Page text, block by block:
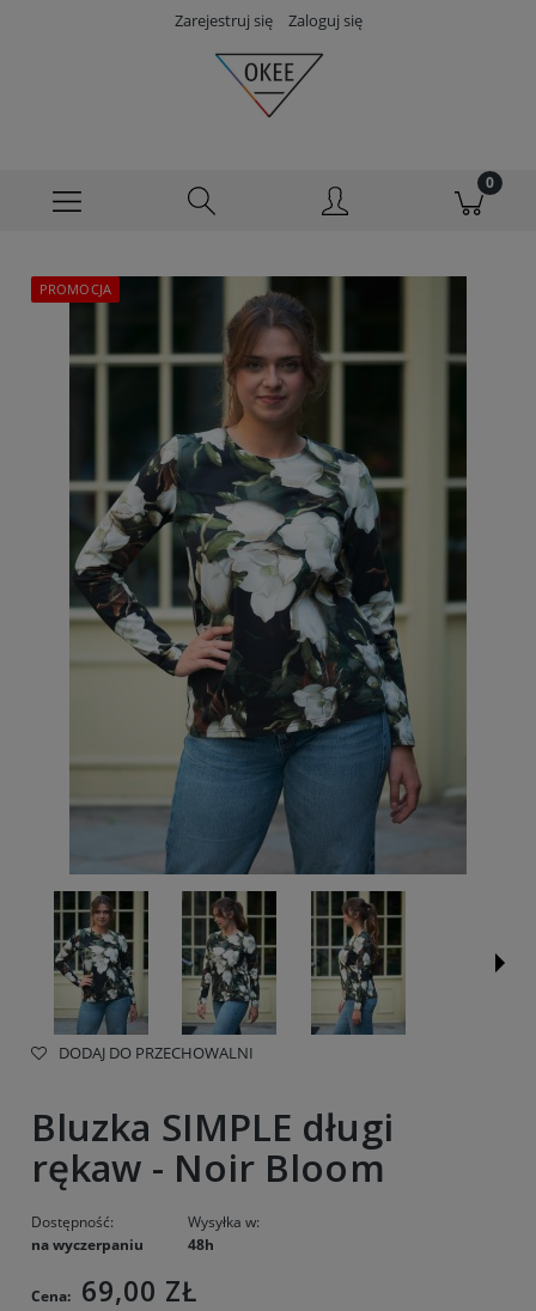
Zarejestruj się Zaloguj się
PROMOCJA
DODAJ DO PRZECHOWALNI
Bluzka SIMPLE długi
rękaw - Noir Bloom
Dostępność:
na wyczerpaniu
Wysyłka w:
48h
Cena: 69,00 ZŁ